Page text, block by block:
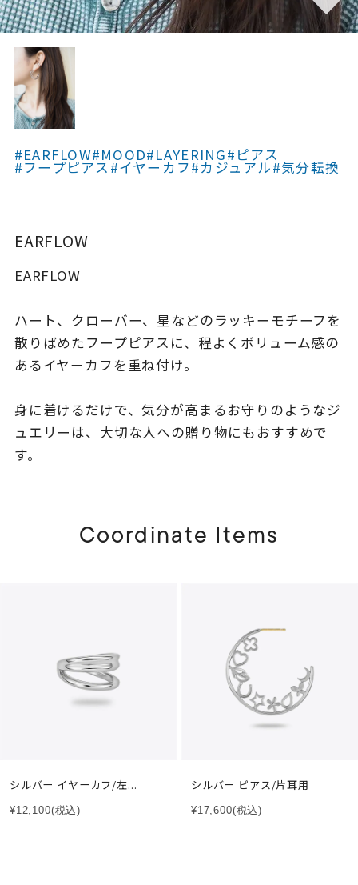
石の色
ファッションテイス
ト
着用シーン
レディース
価格 ¥0
#EARFLOW#MOOD#LAYERING#ピアス
#フープピアス #イヤーカフ#カジュアル#気分転換
EARFLOW
EARFLOW
ハート、クローバー、星などのラッキーモチーフを
散りばめたフープピアスに、程よくボリューム感の
あるイヤーカフを重ね付け。
身に着けるだけで、気分が高まるお守りのようなジ
ュエリーは、大切な人への贈り物にもおすすめで
す。
Coordinate Items
シルバー イヤーカフ/左...
¥12,100(税込)
シルバー ピアス/片耳用
¥17,600(税込)